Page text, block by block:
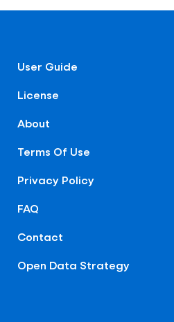
User Guide
License
About
Terms Of Use
Privacy Policy
FAQ
Contact
Open Data Strategy